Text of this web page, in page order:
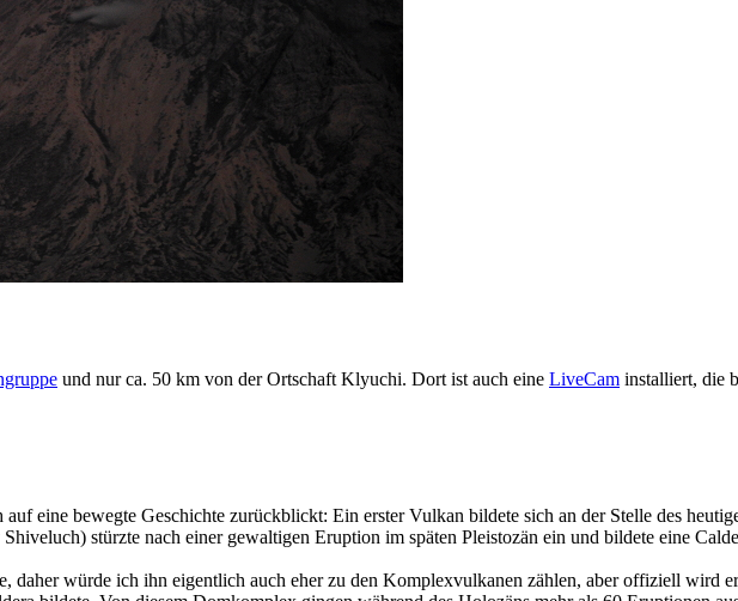
und nur ca. 50 km von der Ortschaft Klyuchi. Dort ist auch eine LiveCam installiert, die
eine bewegte Geschichte zurückblickt: Ein erster Vulkan bildete sich an der Stelle des
stürzte nach einer gewaltigen Eruption im späten Pleistozän ein und bildete eine
daher würde ich ihn eigentlich auch eher zu den Komplexvulkanen zählen, aber offiziell wird